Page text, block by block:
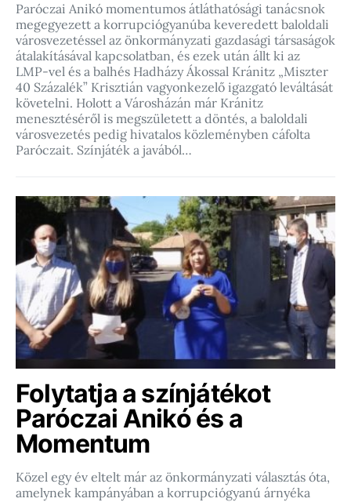
Paróczai Anikó momentumos átláthatósági tanácsnok
megegyezett a korrupciógyanúba keveredett baloldali
városvezetéssel az önkormányzati gazdasági társaságok
átalakításával kapcsolatban, és ezek után állt ki az
LMP-vel és a balhés Hadházy Ákossal Kránitz „Miszter
40 Százalék” Krisztián vagyonkezelő igazgató leváltását
követelni. Holott a Városházán már Kránitz
menesztéséről is megszületett a döntés, a baloldali
városvezetés pedig hivatalos közleményben cáfolta
Paróczait. Színjáték a javából…
Folytatja a színjátékot
Paróczai Anikó és a
Momentum
Közel egy év eltelt már az önkormányzati választás óta,
amelynek kampányában a korrupciógyanú árnyéka